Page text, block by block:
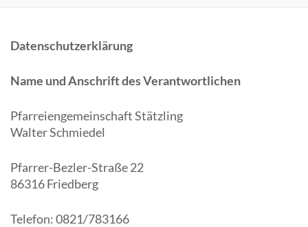
Datenschutzerklärung
Name und Anschrift des Verantwortlichen
Pfarreiengemeinschaft Stätzling
Walter Schmiedel
Pfarrer-Bezler-Straße 22
86316 Friedberg
Telefon: 0821/783166